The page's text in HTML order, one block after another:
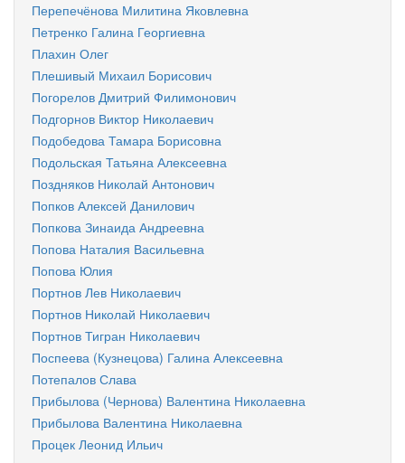
Перепечёнова Милитина Яковлевна
Петренко Галина Георгиевна
Плахин Олег
Плешивый Михаил Борисович
Погорелов Дмитрий Филимонович
Подгорнов Виктор Николаевич
Подобедова Тамара Борисовна
Подольская Татьяна Алексеевна
Поздняков Николай Антонович
Попков Алексей Данилович
Попкова Зинаида Андреевна
Попова Наталия Васильевна
Попова Юлия
Портнов Лев Николаевич
Портнов Николай Николаевич
Портнов Тигран Николаевич
Поспеева (Кузнецова) Галина Алексеевна
Потепалов Слава
Прибылова (Чернова) Валентина Николаевна
Прибылова Валентина Николаевна
Процек Леонид Ильич